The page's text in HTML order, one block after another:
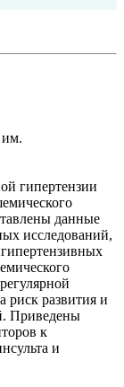
гипертензии
данные
исследований,
риск развития и
Приведены
к
и